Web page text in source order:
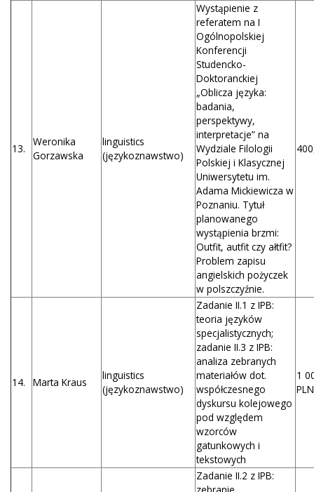
13.
Weronika
Gorzawska
linguistics
(językoznawstwo)
Wystąpienie z
referatem na I
Ogólnopolskiej
Konferencji
Studencko-
Doktoranckiej
„Oblicza języka:
badania,
perspektywy,
interpretacje” na
Wydziale Filologii
Polskiej i Klasycznej
Uniwersytetu im.
Adama Mickiewicza w
Poznaniu. Tytuł
planowanego
wystąpienia brzmi:
Outfit, autfit czy ałtfit?
Problem zapisu
angielskich pożyczek
w polszczyźnie.
14. Marta Kraus
linguistics
(językoznawstwo)
Zadanie II.1 z IPB:
teoria języków
specjalistycznych;
zadanie II.3 z IPB:
analiza zebranych
materiałów dot.
współczesnego
dyskursu kolejowego
pod względem
wzorców
gatunkowych i
tekstowych
1
PLN
Zadanie II.2 z IPB:
zebranie